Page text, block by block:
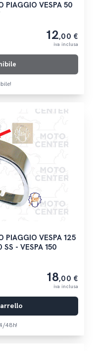
PIAGGIO VESPA 50
12,00 €
iva inclusa
PIAGGIO VESPA 125
SS - VESPA 150
18,00 €
iva inclusa
48h!